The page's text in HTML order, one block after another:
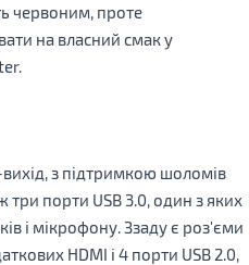
червоним, проте
на власний смак у
з підтримкою шоломів
три порти USB 3.0, один з яких
і мікрофону. Ззаду є роз'єми
HDMI і 4 порти USB 2.0,